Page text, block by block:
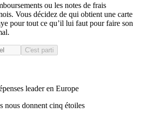
ou les notes de frais
Vous décidez de qui obtient une carte
pour tout ce qu’il lui faut pour faire son
C'est parti
leader en Europe
nous donnent cinq étoiles